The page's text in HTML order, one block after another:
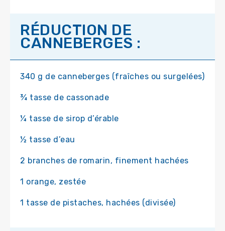
RÉDUCTION DE
CANNEBERGES :
340 g de canneberges (fraîches ou surgelées)
¾ tasse de cassonade
¼ tasse de sirop d’érable
½ tasse d’eau
2 branches de romarin, finement hachées
1 orange, zestée
1 tasse de pistaches, hachées (divisée)